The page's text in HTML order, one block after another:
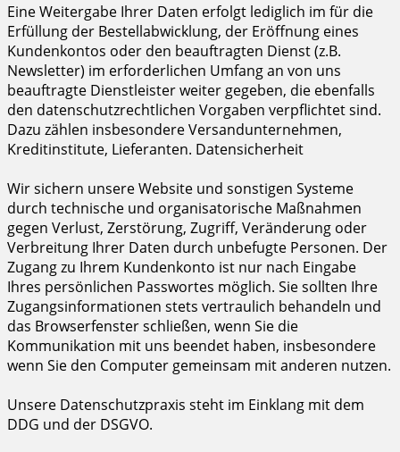
Eine Weitergabe Ihrer Daten erfolgt lediglich im für die
Erfüllung der Bestellabwicklung, der Eröffnung eines
Kundenkontos oder den beauftragten Dienst (z.B.
Newsletter) im erforderlichen Umfang an von uns
beauftragte Dienstleister weiter gegeben, die ebenfalls
den datenschutzrechtlichen Vorgaben verpflichtet sind.
Dazu zählen insbesondere Versandunternehmen,
Kreditinstitute, Lieferanten. Datensicherheit
Wir sichern unsere Website und sonstigen Systeme
durch technische und organisatorische Maßnahmen
gegen Verlust, Zerstörung, Zugriff, Veränderung oder
Verbreitung Ihrer Daten durch unbefugte Personen. Der
Zugang zu Ihrem Kundenkonto ist nur nach Eingabe
Ihres persönlichen Passwortes möglich. Sie sollten Ihre
Zugangsinformationen stets vertraulich behandeln und
das Browserfenster schließen, wenn Sie die
Kommunikation mit uns beendet haben, insbesondere
wenn Sie den Computer gemeinsam mit anderen nutzen.
Unsere Datenschutzpraxis steht im Einklang mit dem
DDG und der DSGVO.